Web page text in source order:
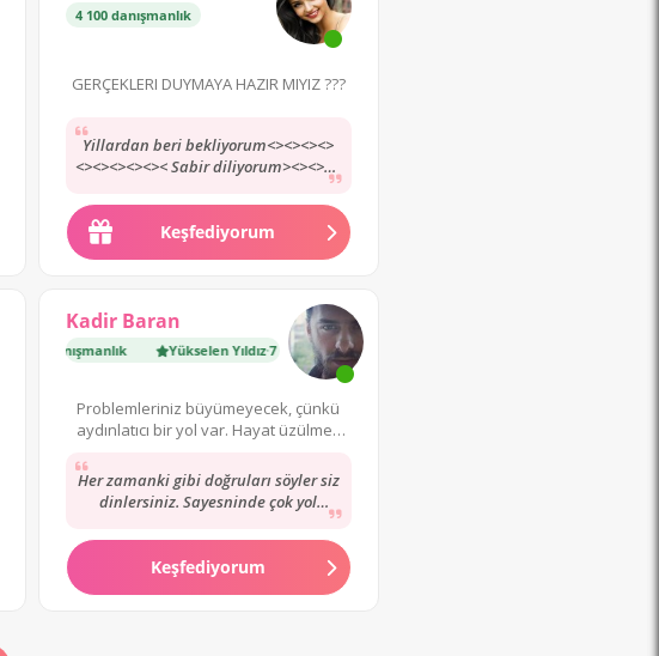
4 100 danışmanlık
GERÇEKLERI DUYMAYA HAZIR MIYIZ ???
Yillardan beri bekliyorum<><><><>
<><><><><>< Sabir diliyorum><><><>
<<<><<><>><><<><<><>><>><>>>>>>
<>><<>><>><>>>><>>
Keşfediyorum
Kadir Baran
danışmanlık Yükselen Yıldız ·7 800 danışmanlık
Problemleriniz büyümeyecek, çünkü
aydınlatıcı bir yol var. Hayat üzülmek
Her zamanki gibi doğruları söyler siz
dinlersiniz. Sayesninde çok yol
katettim. Yine gideceğiz. Gördükleri
yorumları...
Keşfediyorum